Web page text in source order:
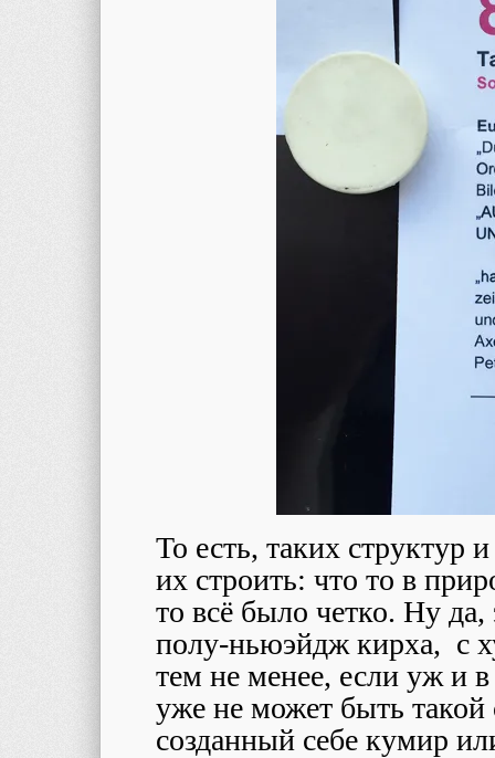
То есть, таких структур
их строить: что то в
то всё было четко. Ну да,
полу-ньюэйдж кирха, с
тем не менее, если уж и
уже не может быть такой
созданный себе кумир